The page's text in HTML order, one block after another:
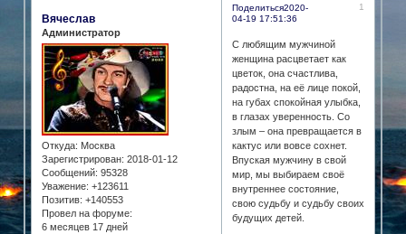
Поделиться 1
2020-
04-19 17:51:36
Вячеслав
Администратор
Откуда: Москва
Зарегистрирован: 2018-01-12
Сообщений: 95328
Уважение: +123611
Позитив: +140553
Провел на форуме:
6 месяцев 17 дней
С любящим мужчиной
женщина расцветает как
цветок, она счастлива,
радостна, на её лице покой,
на губах спокойная улыбка,
в глазах уверенность. Со
злым – она превращается в
кактус или вовсе сохнет.
Впуская мужчину в свой
мир, мы выбираем своё
внутреннее состояние,
свою судьбу и судьбу своих
будущих детей.